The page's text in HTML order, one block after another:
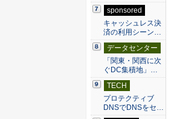
sponsored
キャッシュレス決
済の利用シーン…
データセンター
「関東・関西に次
ぐDC集積地」…
TECH
プロテクティブ
DNSでDNSをセ…